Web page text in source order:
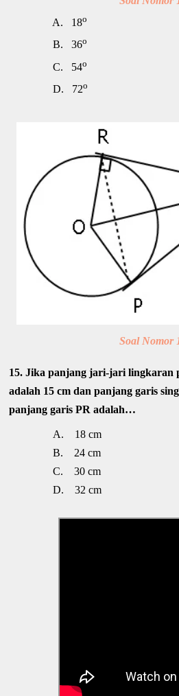
A.
18o
B. 36o
C. 54o
D. 72o
Soal Nomor
15. Jika panjang jari-jari lingkaran
adalah 15 cm dan panjang garis
panjang garis PR adalah…
A.
18 cm
B.
24 cm
C.
30 cm
D.
32 cm